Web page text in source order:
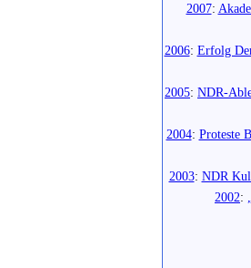
2007:
2006: Erfolg
2005: NDR-
2004: Proteste
2003: NDR
2002: